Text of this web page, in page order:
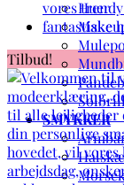
Huer
SMYKKER
Tilbud!